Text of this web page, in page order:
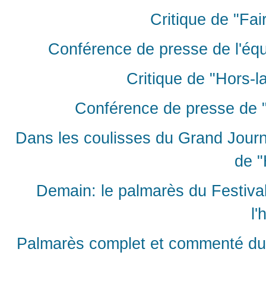
Critique de
Conférence de presse de
Critique de "Hors-
Conférence de presse de
Dans les coulisses du Grand
de
Demain: le palmarès du
Palmarès complet et commenté